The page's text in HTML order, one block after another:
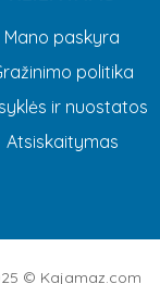
Mano paskyra
politika
ir nuostatos
Atsiskaitymas
© Kajamaz.com